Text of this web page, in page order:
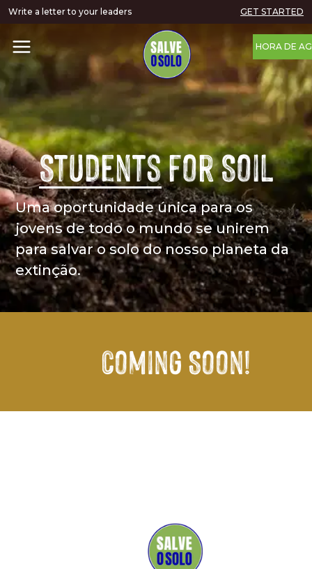
Write a letter to your leaders GET STARTED
HORA DE
Studentsfor Soil
Uma oportunidade única para os
jovens de todo o mundo se unirem
para salvar o solo do nosso planeta da
extinção.
Coming Soon!